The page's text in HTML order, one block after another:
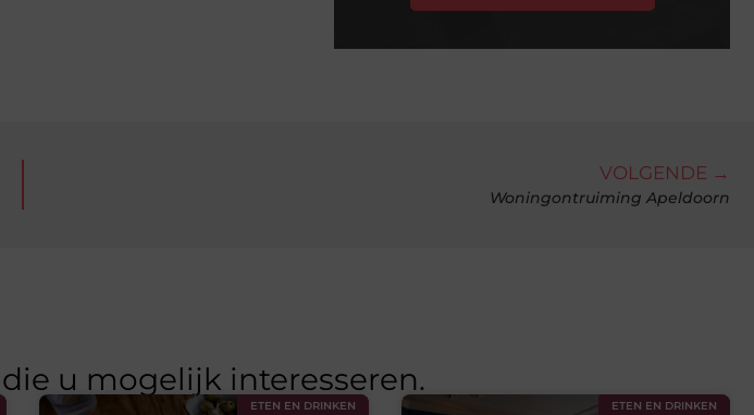
VOLGENDE →
Woningontruiming Apeldoorn
die u mogelijk interesseren.
ETEN EN DRINKEN ETEN EN DRINKEN